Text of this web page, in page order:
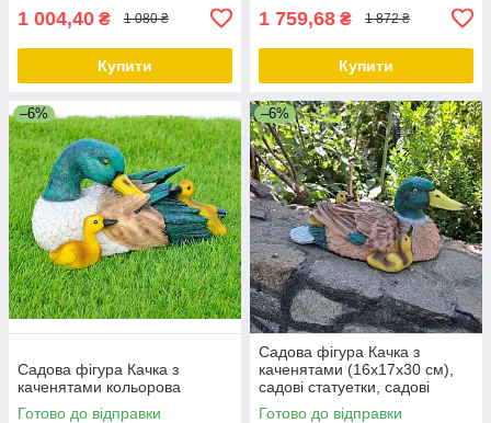
1 004,40 ₴ 1 080 ₴
Купити
1 759,68 ₴ 1 872 ₴
Купити
–6%
Садова фігура Качка з
каченятами кольорова
Готово до відправки
–6%
Садова фігура Качка з
каченятами (16х17х30 см),
садові статуетки, садові
фігури з полістоуну
Готово до відправки